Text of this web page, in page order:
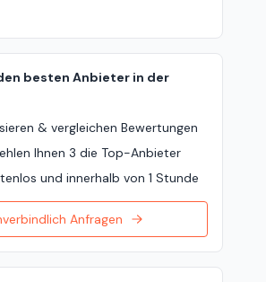
besten Anbieter in der
& vergleichen Bewertungen
Ihnen 3 die Top-Anbieter
und innerhalb von 1 Stunde
Anfragen